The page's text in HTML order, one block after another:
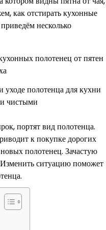
как отстирать кухонные
несколько
полотенца для кухни
чистыми
портят вид полотенца.
к покупке дорогих
полотенец. Зачастую
ситуацию поможет